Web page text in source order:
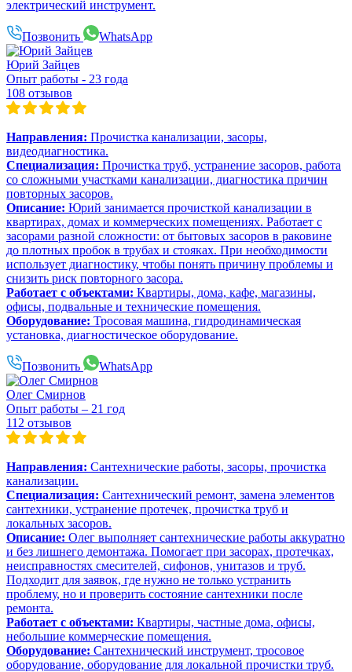
электрический инструмент.
Позвонить WhatsApp
Юрий Зайцев
Опыт работы - 23 года
108 отзывов
Направления: Прочистка канализации, засоры,
видеодиагностика.
Специализация: Прочистка труб, устранение засоров, работа
со сложными участками канализации, диагностика причин
повторных засоров.
Описание: Юрий занимается прочисткой канализации в
квартирах, домах и коммерческих помещениях. Работает с
засорами разной сложности: от бытовых засоров в раковине
до плотных пробок в трубах и стояках. При необходимости
использует диагностику, чтобы понять причину проблемы и
снизить риск повторного засора.
Работает с объектами: Квартиры, дома, кафе, магазины,
офисы, подвальные и технические помещения.
Оборудование: Тросовая машина, гидродинамическая
установка, диагностическое оборудование.
Позвонить WhatsApp
Олег Смирнов
Опыт работы – 21 год
112 отзывов
Направления: Сантехнические работы, засоры, прочистка
канализации.
Специализация: Сантехнический ремонт, замена элементов
сантехники, устранение протечек, прочистка труб и
локальных засоров.
Описание: Олег выполняет сантехнические работы аккуратно
и без лишнего демонтажа. Помогает при засорах, протечках,
неисправностях смесителей, сифонов, унитазов и труб.
Подходит для заявок, где нужно не только устранить
проблему, но и проверить состояние сантехники после
ремонта.
Работает с объектами: Квартиры, частные дома, офисы,
небольшие коммерческие помещения.
Оборудование: Сантехнический инструмент, тросовое
оборудование, оборудование для локальной прочистки труб.